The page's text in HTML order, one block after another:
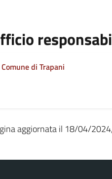
Comune di Trapani
aggiornata il 18/04/